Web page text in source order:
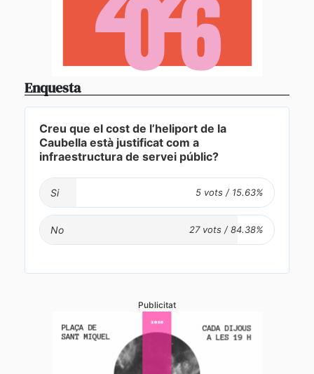
Enquesta
Creu que el cost de l’heliport de la
Caubella està justificat com a
infraestructura de servei públic?
Si
No
Publicitat